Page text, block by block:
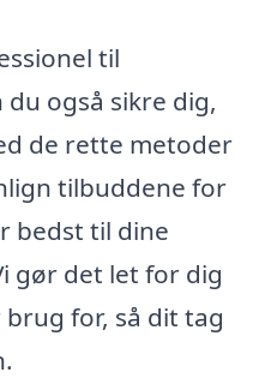
til
også sikre dig,
de rette metoder
tilbuddene for
bedst til dine
gør det let for dig
for, så dit tag